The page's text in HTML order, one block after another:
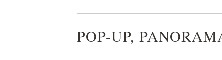
POP-UP,